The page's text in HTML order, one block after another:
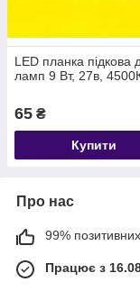
LED планка підкова
ламп 9 Вт, 27в,
65 ₴
Купити
Про нас
99% позитивних
Працює з